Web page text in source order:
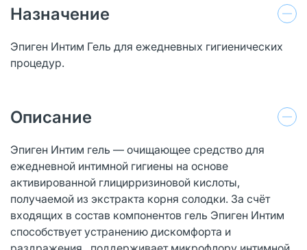
Назначение
Эпиген Интим Гель для ежедневных гигиенических
процедур.
Описание
Эпиген Интим гель — очищающее средство для
ежедневной интимной гигиены на основе
активированной глицирризиновой кислоты,
получаемой из экстракта корня солодки. За счёт
входящих в состав компонентов гель Эпиген Интим
способствует устранению дискомфорта и